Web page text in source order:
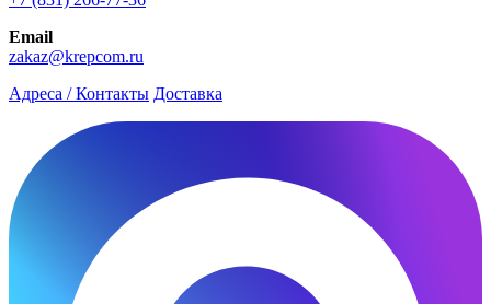
Email
zakaz@krepcom.ru
Адреса / Контакты Доставка